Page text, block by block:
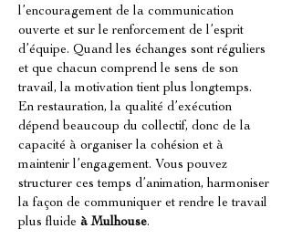
l’encouragement de la communication
ouverte et sur le renforcement de l’esprit
d’équipe. Quand les échanges sont réguliers
et que chacun comprend le sens de son
travail, la motivation tient plus longtemps.
En restauration, la qualité d’exécution
dépend beaucoup du collectif, donc de la
capacité à organiser la cohésion et à
maintenir l’engagement. Vous pouvez
structurer ces temps d’animation, harmoniser
la façon de communiquer et rendre le travail
plus fluide à Mulhouse.